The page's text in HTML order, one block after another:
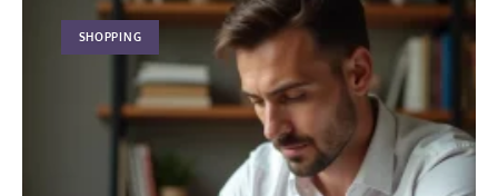
SHOPPING